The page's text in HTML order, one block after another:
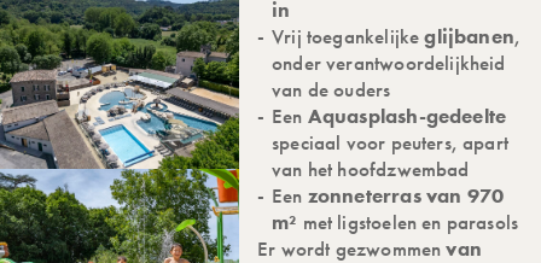
in
Vrij toegankelijkeglijbanen,
onder verantwoordelijkheid
van de ouders
Een Aquasplash-gedeelte
speciaal voor peuters, apart
van het hoofdzwembad
Een zonneterras van 970
m² met ligstoelen en parasols
Er wordt gezwommenvan